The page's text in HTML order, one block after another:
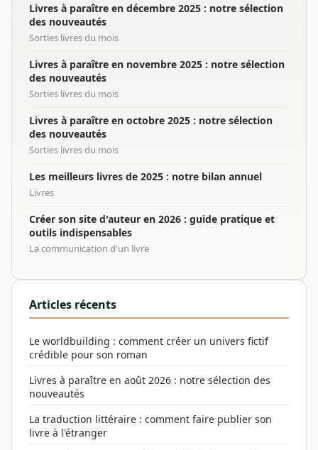
Livres à paraître en décembre 2025 : notre sélection
des nouveautés
Sorties livres du mois
Livres à paraître en novembre 2025 : notre sélection
des nouveautés
Sorties livres du mois
Livres à paraître en octobre 2025 : notre sélection
des nouveautés
Sorties livres du mois
Les meilleurs livres de 2025 : notre bilan annuel
Livres
Créer son site d'auteur en 2026 : guide pratique et
outils indispensables
La communication d'un livre
Articles récents
Le worldbuilding : comment créer un univers fictif
crédible pour son roman
Livres à paraître en août 2026 : notre sélection des
nouveautés
La traduction littéraire : comment faire publier son
livre à l'étranger